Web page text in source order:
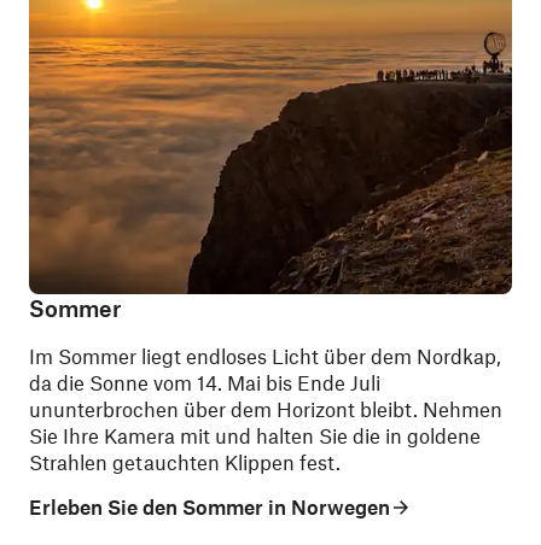
Sommer
Im Sommer liegt endloses Licht über dem Nordkap,
da die Sonne vom 14. Mai bis Ende Juli
ununterbrochen über dem Horizont bleibt. Nehmen
Sie Ihre Kamera mit und halten Sie die in goldene
Strahlen getauchten Klippen fest.
Erleben Sie den Sommer in Norwegen